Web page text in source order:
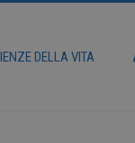
DELLA VITA